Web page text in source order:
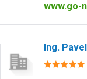
www.go-
Ing.